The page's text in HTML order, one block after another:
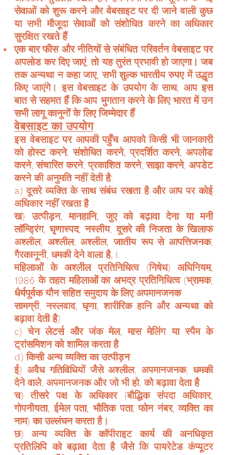
सेवाओं को शुरू करने और वेबसाइट पर दी जाने वाली कुछ
या सभी मौजूदा सेवाओं को संशोधित करने का अधिकार
सुरक्षित रखते हैं
एक बार फीस और नीतियों से संबंधित परिवर्तन वेबसाइट पर
अपलोड कर दिए जाएं, तो यह तुरंत प्रभावी हो जाएगा। जब
तक अन्यथा न कहा जाए, सभी शुल्क भारतीय रुपए में उद्धृत
किए जाएंगे। इस वेबसाइट के उपयोग के साथ, आप इस
बात से सहमत हैं कि आप भुगतान करने के लिए भारत में उन
सभी लागू कानूनों के लिए जिम्मेदार हैं
वेबसाइट का उपयोग
इस वेबसाइट पर आपकी पहुँच आपको किसी भी जानकारी
को होस्ट करने, संशोधित करने, प्रदर्शित करने, अपलोड
करने, संचारित करने, प्रकाशित करने, साझा करने, अपडेट
करने की अनुमति नहीं देती है:
a) दूसरे व्यक्ति के साथ संबंध रखता है और आप पर कोई
अधिकार नहीं रखता है
ख) उत्पीड़न, मानहानि, जुए को बढ़ावा देना या मनी
लॉन्ड्रिंग, घृणास्पद, नस्लीय, दूसरे की निजता के खिलाफ
अश्लील, अश्लील, अश्लील, जातीय रूप से आपत्तिजनक,
गैरकानूनी, धमकी देने वाला है, I
महिलाओं के अश्लील प्रतिनिधित्व (निषेध) अधिनियम,
1986 के तहत महिलाओं का अभद्र प्रतिनिधित्व (भ्रामक,
धैर्यपूर्वक यौन सहित समुदाय के लिए अपमानजनक
सामग्री, नस्लवाद, घृणा, शारीरिक हानि और अन्यथा को
बढ़ावा देती है)
c) चेन लेटर्स और जंक मेल, मास मेलिंग या स्पैम के
ट्रांसमिशन को शामिल करता है
d) किसी अन्य व्यक्ति का उत्पीड़न
ई) अवैध गतिविधियों जैसे अश्लील, अपमानजनक, धमकी
देने वाले, अपमानजनक और जो भी हो, को बढ़ावा देता है
च) तीसरे पक्ष के अधिकार (बौद्धिक संपदा अधिकार,
गोपनीयता, ईमेल पता, भौतिक पता, फोन नंबर, व्यक्ति का
नाम) का उल्लंघन करता है।
छ) अन्य व्यक्ति के कॉपीराइट कार्य की अनधिकृत
प्रतिलिपि को बढ़ावा देता है जैसे कि पायरेटेड कंप्यूटर